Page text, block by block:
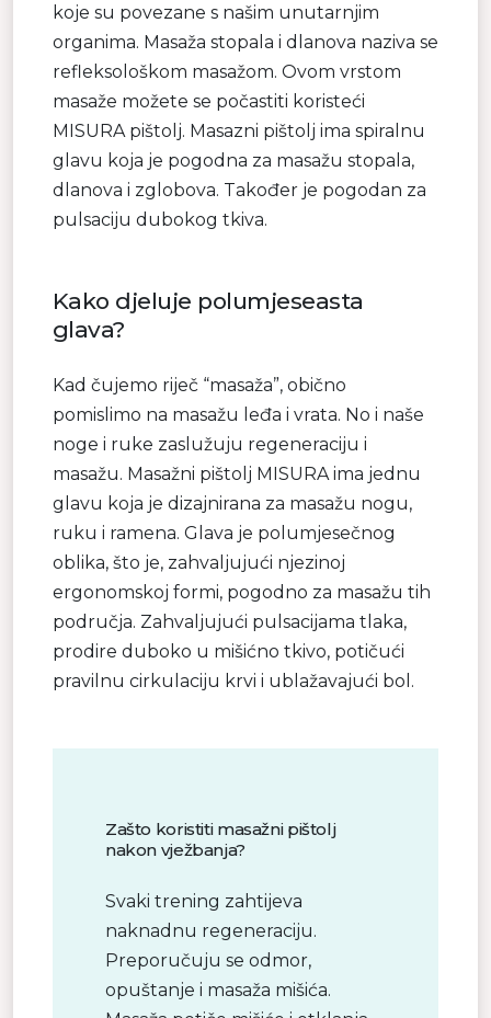
koje su povezane s našim unutarnjim
organima. Masaža stopala i dlanova naziva se
refleksološkom masažom. Ovom vrstom
masaže možete se počastiti koristeći
MISURA pištolj. Masazni pištolj ima spiralnu
glavu koja je pogodna za masažu stopala,
dlanova i zglobova. Također je pogodan za
pulsaciju dubokog tkiva.
Kako djeluje polumjeseasta
glava?
Kad čujemo riječ “masaža”, obično
pomislimo na masažu leđa i vrata. No i naše
noge i ruke zaslužuju regeneraciju i
masažu. Masažni pištolj MISURA ima jednu
glavu koja je dizajnirana za masažu nogu,
ruku i ramena. Glava je polumjesečnog
oblika, što je, zahvaljujući njezinoj
ergonomskoj formi, pogodno za masažu tih
područja. Zahvaljujući pulsacijama tlaka,
prodire duboko u mišićno tkivo, potičući
pravilnu cirkulaciju krvi i ublažavajući bol.
Zašto koristiti masažni pištolj
nakon vježbanja?
Svaki trening zahtijeva
naknadnu regeneraciju.
Preporučuju se odmor,
opuštanje i masaža mišića.